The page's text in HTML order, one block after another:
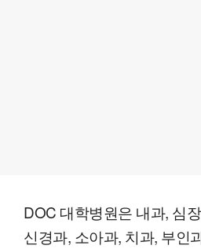
DOC 대학병원은 내과, 심
신경과, 소아과, 치과, 부인